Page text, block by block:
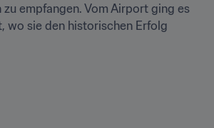
empfangen. Vom Airport ging es
wo sie den historischen Erfolg